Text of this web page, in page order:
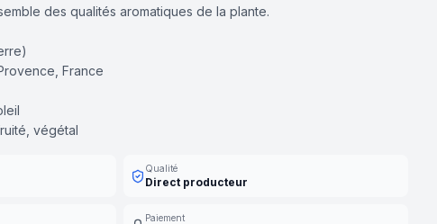
des qualités aromatiques de la plante.
France
végétal
Qualité
Direct producteur
Paiement